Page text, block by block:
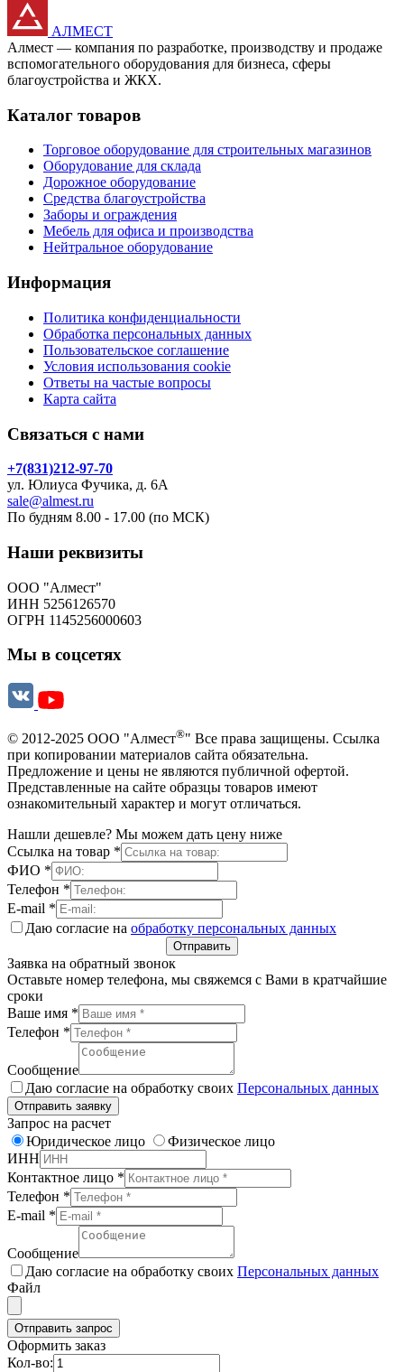
АЛМЕСТ
Алмест — компания по разработке, производству и продаже
вспомогательного оборудования для бизнеса, сферы
благоустройства и ЖКХ.
Каталог товаров
Торговое оборудование для строительных магазинов
Оборудование для склада
Дорожное оборудование
Средства благоустройства
Заборы и ограждения
Мебель для офиса и производства
Нейтральное оборудование
Информация
Политика конфиденциальности
Обработка персональных данных
Пользовательское соглашение
Условия использования cookie
Ответы на частые вопросы
Карта сайта
Связаться с нами
+7(831)212-97-70
ул. Юлиуса Фучика, д. 6А
sale@almest.ru
По будням 8.00 - 17.00 (по МСК)
Наши реквизиты
ООО "Алмест"
ИНН 5256126570
ОГРН 1145256000603
Мы в соцсетях
© 2012-2025 ООО "Алмест®" Все права защищены. Ссылка
при копировании материалов сайта обязательна.
Предложение и цены не являются публичной офертой.
Представленные на сайте образцы товаров имеют
ознакомительный характер и могут отличаться.
Нашли дешевле? Мы можем дать цену ниже
Ссылка на товар *
ФИО *
Телефон *
E-mail *
Даю согласие на обработку персональных данных
Отправить
Заявка на обратный звонок
Оставьте номер телефона, мы свяжемся с Вами в кратчайшие
сроки
Ваше имя *
Телефон *
Сообщение
Даю согласие на обработку своих Персональных данных
Отправить заявку
Запрос на расчет
Юридическое лицо
Физическое лицо
ИНН
Контактное лицо *
Телефон *
E-mail *
Сообщение
Даю согласие на обработку своих Персональных данных
Файл
Отправить запрос
Оформить заказ
Кол-во: